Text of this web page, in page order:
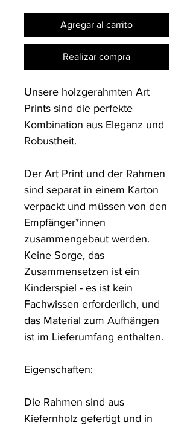
Agregar al carrito
Realizar compra
Unsere holzgerahmten Art
Prints sind die perfekte
Kombination aus Eleganz und
Robustheit.
Der Art Print und der Rahmen
sind separat in einem Karton
verpackt und müssen von den
Empfänger*innen
zusammengebaut werden.
Keine Sorge, das
Zusammensetzen ist ein
Kinderspiel - es ist kein
Fachwissen erforderlich, und
das Material zum Aufhängen
ist im Lieferumfang enthalten.
Eigenschaften:
Die Rahmen sind aus
Kiefernholz gefertigt und in